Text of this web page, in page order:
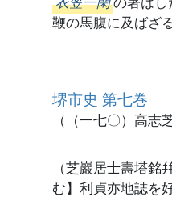
鞭の馬腹に及ばざ
堺市史 第七巻
（（一七〇）高志
（芝巖居士壽塔銘
む】利貞亦地誌を